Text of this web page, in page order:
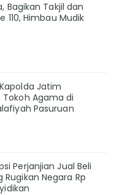
Bagikan Takjil dan
110, Himbau Mudik
Jatim
Agama di
Pasuruan
Perjanjian Jual Beli
Rugikan Negara Rp